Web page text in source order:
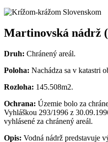
Martinovská nádrž
Druh: Chránený areál.
Poloha: Nachádza sa v katastri
Rozloha: 145.508m2.
Ochrana: Územie bolo za
Vyhláškou 293/1996 z
vyhlásené za chránený areál.
Opis: Vodná nádrž predstavuje